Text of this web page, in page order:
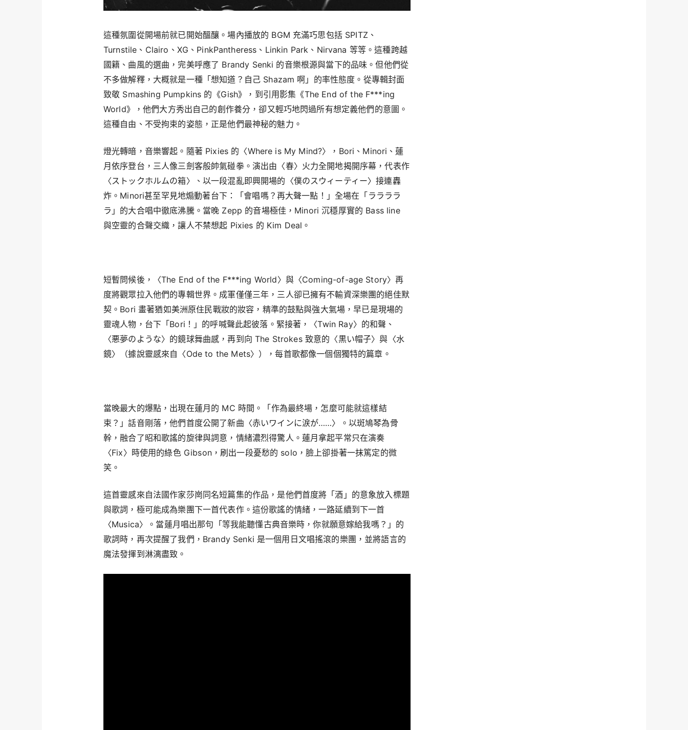
這種氛圍從開場前就已開始醞釀。場內播放的 BGM 充滿巧思包括 SPITZ、
Turnstile、Clairo、XG、PinkPantheress、Linkin Park、Nirvana 等等。這種跨越
國籍、曲風的選曲，完美呼應了 Brandy Senki 的音樂根源與當下的品味。但他們從
不多做解釋，大概就是一種「想知道？自己 Shazam 啊」的率性態度。從專輯封面
致敬 Smashing Pumpkins 的《Gish》，到引用影集《The End of the F***ing
World》，他們大方秀出自己的創作養分，卻又輕巧地閃過所有想定義他們的意圖。
這種自由、不受拘束的姿態，正是他們最神秘的魅力。
燈光轉暗，音樂響起。隨著 Pixies 的〈Where is My Mind?〉，Bori、Minori、蓮
月依序登台，三人像三劍客般帥氣碰拳。演出由〈春〉火力全開地揭開序幕，代表作
〈ストックホルムの箱〉、以一段混亂即興開場的〈僕のスウィーティー〉接連轟
炸。Minori甚至罕見地煽動著台下：「會唱嗎？再大聲一點！」全場在「ララララ
ラ」的大合唱中徹底沸騰。當晚 Zepp 的音場極佳，Minori 沉穩厚實的 Bass line
與空靈的合聲交織，讓人不禁想起 Pixies 的 Kim Deal。
短暫問候後，〈The End of the F***ing World〉與〈Coming-of-age Story〉再
度將觀眾拉入他們的專輯世界。成軍僅僅三年，三人卻已擁有不輸資深樂團的絕佳默
契。Bori 畫著猶如美洲原住民戰妝的妝容，精準的鼓點與強大氣場，早已是現場的
靈魂人物，台下「Bori！」的呼喊聲此起彼落。緊接著，〈Twin Ray〉的和聲、
〈悪夢のような〉的鏡球舞曲感，再到向 The Strokes 致意的〈黒い帽子〉與〈水
鏡〉（據說靈感來自〈Ode to the Mets〉），每首歌都像一個個獨特的篇章。
當晚最大的爆點，出現在蓮月的 MC 時間。「作為最終場，怎麼可能就這樣結
束？」話音剛落，他們首度公開了新曲〈赤いワインに涙が……〉。以斑鳩琴為骨
幹，融合了昭和歌謠的旋律與詞意，情緒濃烈得驚人。蓮月拿起平常只在演奏
〈Fix〉時使用的綠色 Gibson，刷出一段憂愁的 solo，臉上卻掛著一抹篤定的微
笑。
這首靈感來自法國作家莎崗同名短篇集的作品，是他們首度將「酒」的意象放入標題
與歌詞，極可能成為樂團下一首代表作。這份歌謠的情緒，一路延續到下一首
〈Musica〉。當蓮月唱出那句「等我能聽懂古典音樂時，你就願意嫁給我嗎？」的
歌詞時，再次提醒了我們，Brandy Senki 是一個用日文唱搖滾的樂團，並將語言的
魔法發揮到淋漓盡致。